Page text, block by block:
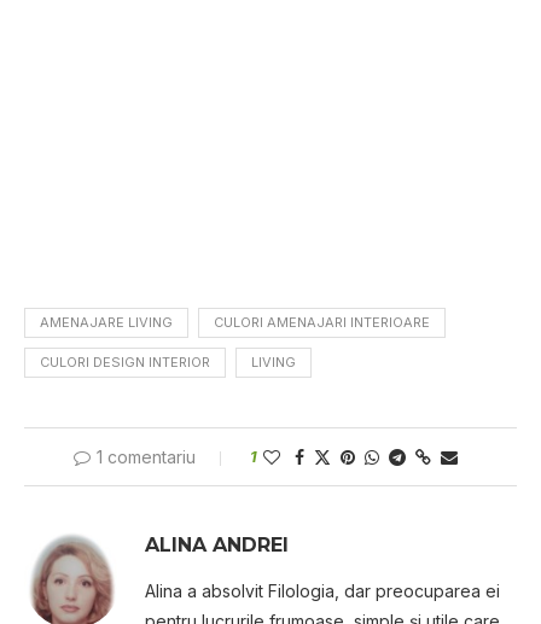
AMENAJARE LIVING CULORI AMENAJARI INTERIOARE
CULORI DESIGN INTERIOR LIVING
1 comentariu 1
ALINA ANDREI
Alina a absolvit Filologia, dar preocuparea ei